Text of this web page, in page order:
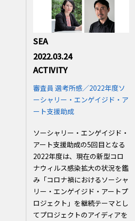
藤井光（アーティスト）
SEA
2022.03.24
ACTIVITY
審査員 選考所感／2022年度ソ
ーシャリー・エンゲイジド・ア
ート支援助成
ソーシャリー・エンゲイジド・
アート支援助成の5回目となる
2022年度は、現在の新型コロ
ナウィルス感染拡大の状況を鑑
み「コロナ禍におけるソーシャ
リー・エンゲイジド・アートプ
ロジェクト」を継続テーマとし
てプロジェクトのアイディアを